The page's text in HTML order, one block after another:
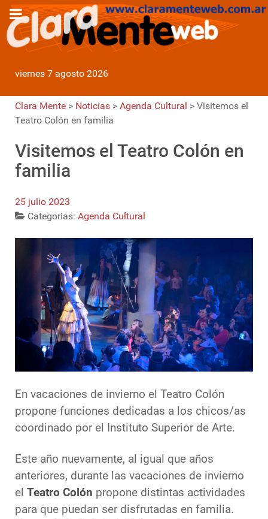
viernes 7 agosto 2026
Clara Mente > Noticias > Agenda Cultural > Visitemos el
Teatro Colón en familia
Visitemos el Teatro Colón en
familia
25 julio 2023
Categorias: Agenda Cultural
En vacaciones de invierno el Teatro Colón
propone funciones dedicadas a los chicos/as
coordinado por el Instituto Superior de Arte.
Este año nuevamente, al igual que años
anteriores, durante las vacaciones de invierno
el Teatro Colón propone distintas actividades
para que puedan ser disfrutadas en familia.